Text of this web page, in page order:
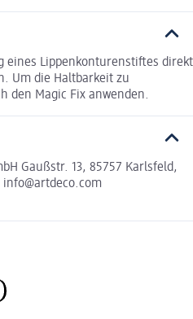
eines Lippenkonturenstiftes direkt
Um die Haltbarkeit zu
den Magic Fix anwenden.
Gaußstr. 13, 85757 Karlsfeld,